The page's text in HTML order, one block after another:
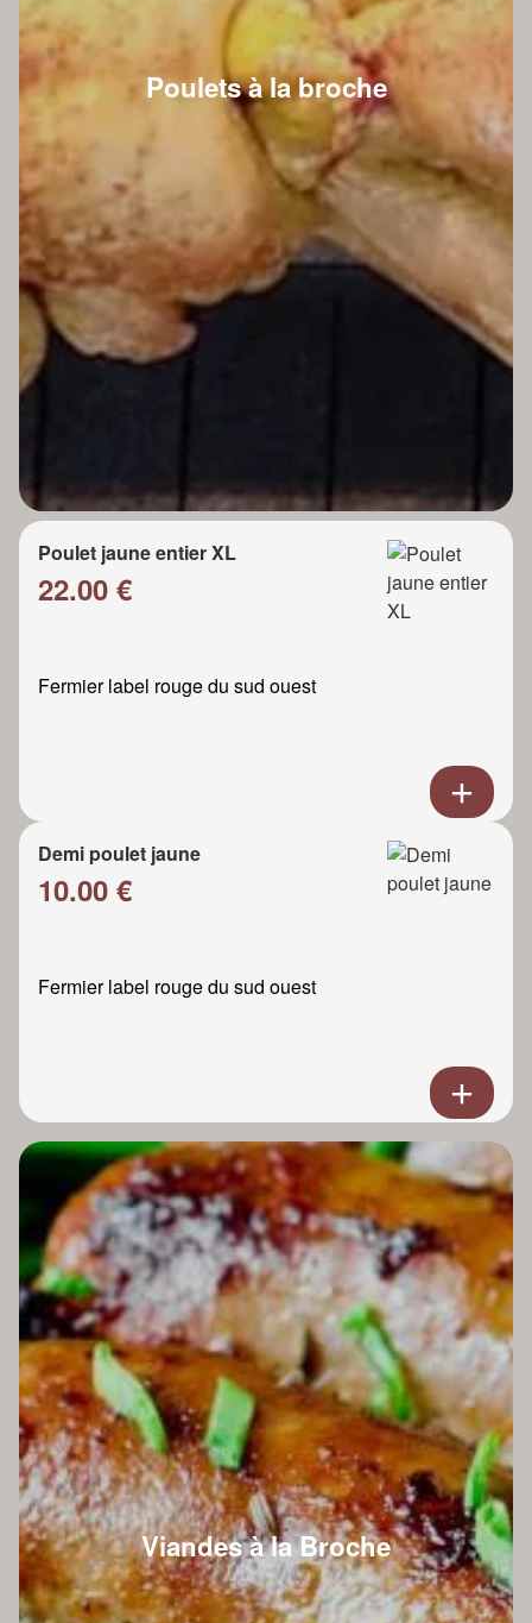
Poulets à la broche
Poulet jaune entier XL
22.00 €
Fermier label rouge du sud ouest
Demi poulet jaune
10.00 €
Fermier label rouge du sud ouest
Viandes à la Broche